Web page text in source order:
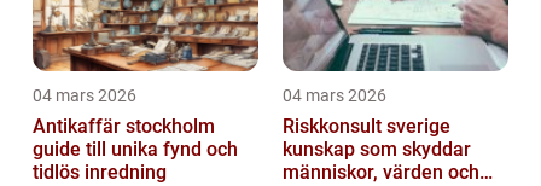
04 mars 2026
Antikaffär stockholm
guide till unika fynd och
tidlös inredning
04 mars 2026
Riskkonsult sverige
kunskap som skyddar
människor, värden och